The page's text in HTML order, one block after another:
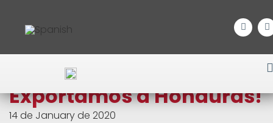
Noticias/ Exportamos a Honduras!
Exportamos a Honduras!
14 de January de 2020